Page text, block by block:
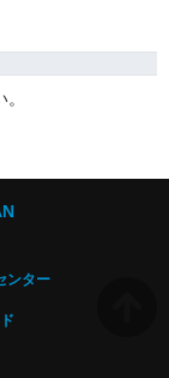
ンター